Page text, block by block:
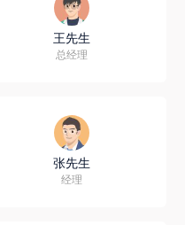
王先生
总经理
张先生
经理